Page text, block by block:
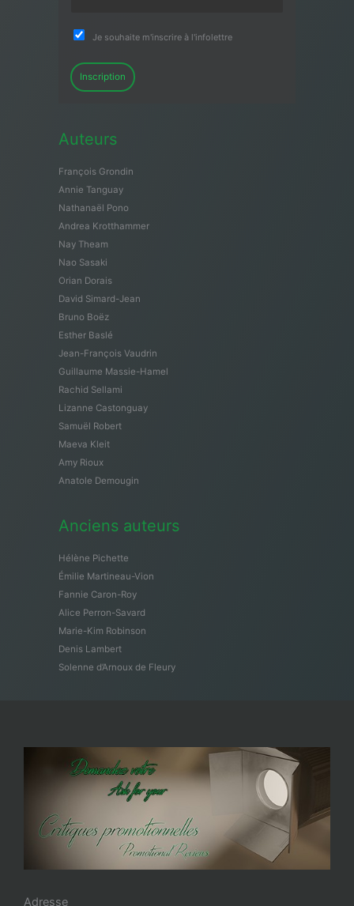
Je souhaite m'inscrire à l'infolettre
Inscription
Auteurs
François Grondin
Annie Tanguay
Nathanaël Pono
Andrea Krotthammer
Nay Theam
Nao Sasaki
Orian Dorais
David Simard-Jean
Bruno Boëz
Esther Baslé
Jean-François Vaudrin
Guillaume Massie-Hamel
Rachid Sellami
Lizanne Castonguay
Samuël Robert
Maeva Kleit
Amy Rioux
Anatole Demougin
Anciens auteurs
Hélène Pichette
Émilie Martineau-Vion
Fannie Caron-Roy
Alice Perron-Savard
Marie-Kim Robinson
Denis Lambert
Solenne d’Arnoux de Fleury
Adresse